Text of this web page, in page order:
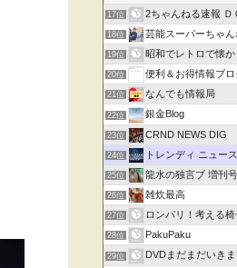
17位 2ちゃんねる速報 Ｄ
18位 芸能スーパーちゃん
19位 昭和でレトロで懐か
20位 便利＆お得情報ブロ
21位 なんでも情報局
22位 銀金Blog
23位 CRND NEWS DIG
24位 トレンディ ニュー
25位 龍水の独言ブ 増刊号
26位 雑炊最高
27位 ロンパリ！考える椅
28位 PakuPaku
29位 DVDまだまだいきま